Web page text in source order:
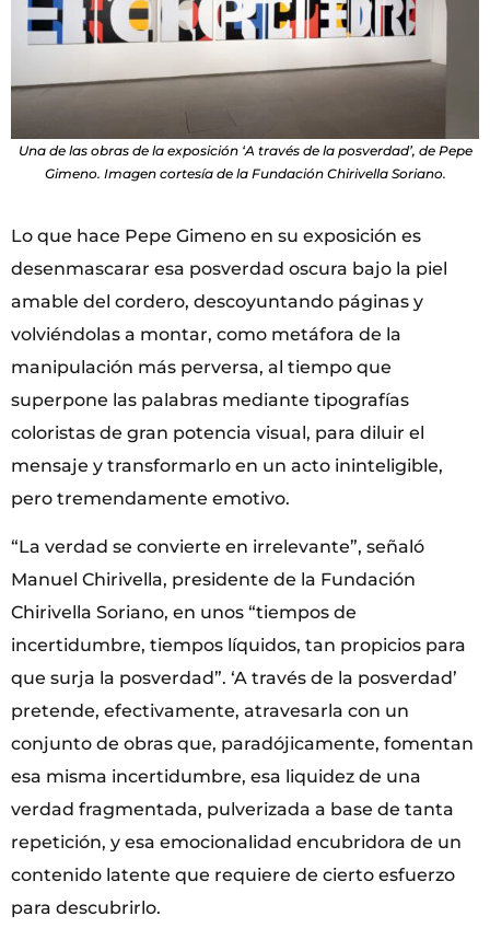
Una de las obras de la exposición ‘A través de la posverdad’, de Pepe
Gimeno. Imagen cortesía de la Fundación Chirivella Soriano.
Lo que hace Pepe Gimeno en su exposición es
desenmascarar esa posverdad oscura bajo la piel
amable del cordero, descoyuntando páginas y
volviéndolas a montar, como metáfora de la
manipulación más perversa, al tiempo que
superpone las palabras mediante tipografías
coloristas de gran potencia visual, para diluir el
mensaje y transformarlo en un acto ininteligible,
pero tremendamente emotivo.
“La verdad se convierte en irrelevante”, señaló
Manuel Chirivella, presidente de la Fundación
Chirivella Soriano, en unos “tiempos de
incertidumbre, tiempos líquidos, tan propicios para
que surja la posverdad”. ‘A través de la posverdad’
pretende, efectivamente, atravesarla con un
conjunto de obras que, paradójicamente, fomentan
esa misma incertidumbre, esa liquidez de una
verdad fragmentada, pulverizada a base de tanta
repetición, y esa emocionalidad encubridora de un
contenido latente que requiere de cierto esfuerzo
para descubrirlo.